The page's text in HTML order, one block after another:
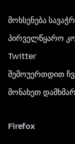
მოხსენება
პირველწყარო
Twitter
შემოუერთდით
მონახეთ
Firefox